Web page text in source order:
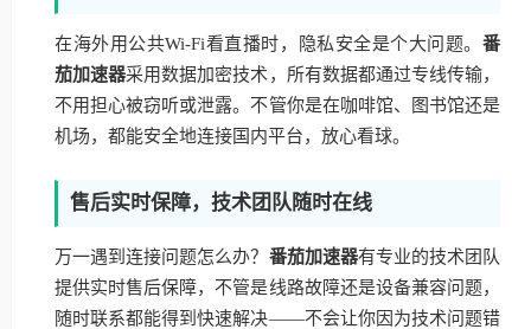
在海外用公共Wi-Fi看直播时，隐私安全是个大问题。 番
茄加速器采用数据加密技术，所有数据都通过专线传输，
不用担心被窃听或泄露。不管你是在咖啡馆、图书馆还是
机场，都能安全地连接国内平台，放心看球。
售后实时保障，技术团队随时在线
万一遇到连接问题怎么办？ 番茄加速器有专业的技术团队
提供实时售后保障，不管是线路故障还是设备兼容问题，
随时联系都能得到快速解决——不会让你因为技术问题错